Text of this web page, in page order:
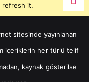
refresh it.
sitesinde yayınlanan
içeriklerin her türlü telif
kaynak gösterilse